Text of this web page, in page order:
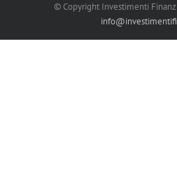
© Copyright Investimenti